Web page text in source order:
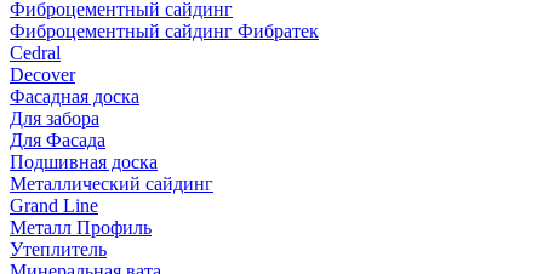
Фиброцементный сайдинг
Фиброцементный сайдинг Фибратек
Cedral
Decover
Фасадная доска
Для забора
Для Фасада
Подшивная доска
Металлический сайдинг
Grand Line
Металл Профиль
Утеплитель